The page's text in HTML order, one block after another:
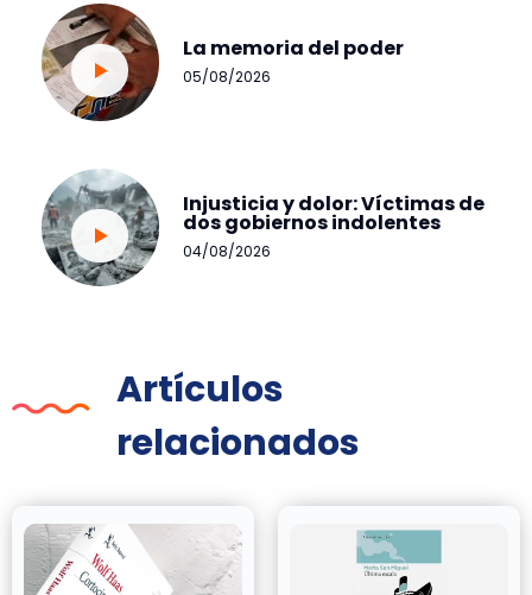
La memoria del poder
05/08/2026
Injusticia y dolor: Víctimas de
dos gobiernos indolentes
04/08/2026
Artículos
relacionados